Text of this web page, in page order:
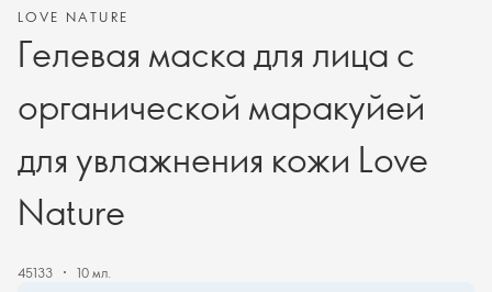
LOVE NATURE
Гелевая маска для лица с
органической маракуйей
для увлажнения кожи Love
Nature
45133 10 мл.